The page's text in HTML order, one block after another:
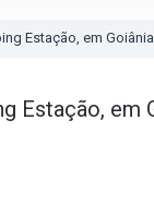
Estação, em Goiânia